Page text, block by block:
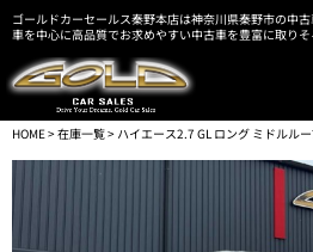
ゴールドカーセールス秦野本店は神奈川県秦野市の中
車を中心に高品質でお求めやすい中古車を豊富に取りそ
HOME>在庫一覧> ハイエース2.7 GL ロング ミドル